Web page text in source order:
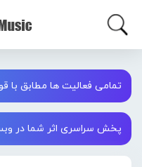
تمامی فعالیت ها مطابق با
پخش سراسری اثر شما در وبسایت